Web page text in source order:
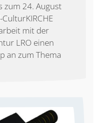
zum 24. August
mit der
LRO einen
an zum Thema